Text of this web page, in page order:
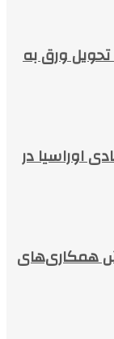
تحویل ورق به
اوراسیا در
همکاری‌های